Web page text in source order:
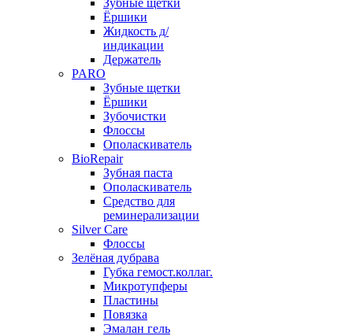
Зубные щетки
Ёршики
Жидкость д/
индикации
Держатель
PARO
Зубные щетки
Ёршики
Зубочистки
Флоссы
Ополаскиватель
BioRepair
Зубная паста
Ополаскиватель
Средство для
реминерализации
Silver Care
Флоссы
Зелёная дубрава
Губка гемост.коллаг.
Микротупферы
Пластины
Повязка
Эмалан гель